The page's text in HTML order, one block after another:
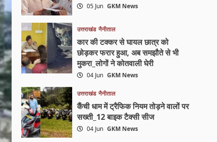
05 Jun GKM News
उत्तराखंड नैनीताल
कार की टक्कर से घायल छात्र को
छोड़कर फरार हुआ, अब समझौते से भी
मुकरा_लोगों ने कोतवाली घेरी
04 Jun GKM News
उत्तराखंड नैनीताल
कैंची धाम में ट्रैफिक नियम तोड़ने वालों पर
सख्ती_12 बाइक टैक्सी सीज
04 Jun GKM News